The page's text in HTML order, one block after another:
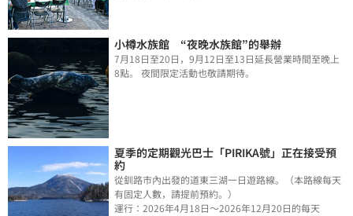
小樽水族館 “夜晚水族館”的舉辦
7月18日至20日，9月12日至13日延長營業時間至晚上
8點。 夜間限定活動也敬請期待。
夏季的定期觀光巴士「PIRIKA號」正在接受預
約
從釧路市內出發的道東三湖一日遊路線。（本路線每天
有固定人數，請提前預約。）
運行：2026年4月18日～2026年12月20日的每天